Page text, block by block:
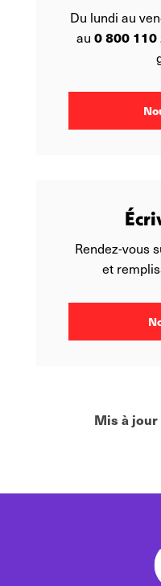
Du lundi au
au 0 800 110
Rendez-vous
et
Mis à